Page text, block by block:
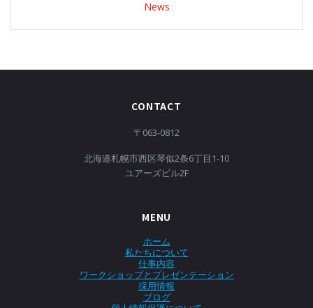
News
CONTACT
〒063-0812
北海道札幌市西区琴似2条6丁目1-10
ユアーズビル2F
MENU
ホーム
私たちについて
仕事内容
ワークショップとプレゼンテーション
採用情報
ブログ